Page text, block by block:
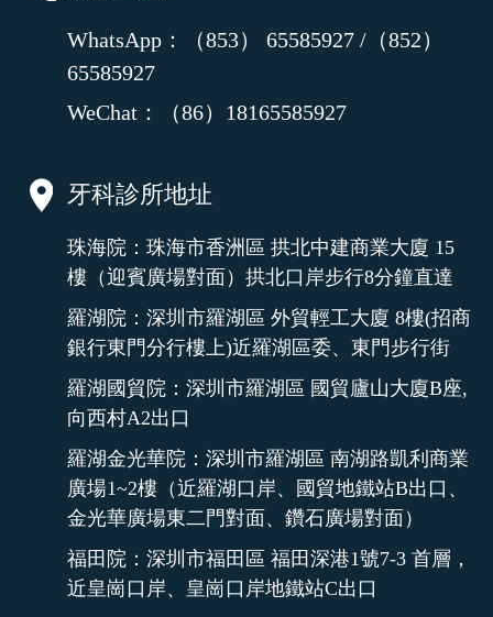
WhatsApp：（853） 65585927 /（852）
65585927
WeChat：（86）18165585927
牙科診所地址
珠海院：珠海市香洲區 拱北中建商業大廈 15
樓（迎賓廣場對面）拱北口岸步行8分鐘直達
羅湖院：深圳市羅湖區 外貿輕工大廈 8樓(招商
銀行東門分行樓上)近羅湖區委、東門步行街
羅湖國貿院：深圳市羅湖區 國貿廬山大廈B座,
向西村A2出口
羅湖金光華院：深圳市羅湖區 南湖路凱利商業
廣場1~2樓（近羅湖口岸、國貿地鐵站B出口、
金光華廣場東二門對面、鑽石廣場對面）
福田院：深圳市福田區 福田深港1號7-3 首層，
近皇崗口岸、皇崗口岸地鐵站C出口